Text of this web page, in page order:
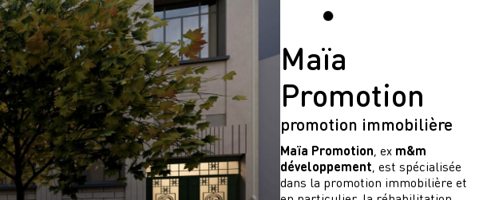
Maïa
Promotion
promotion immobilière
Maïa Promotion, ex m&m
développement, est spécialisée
dans la promotion immobilière et